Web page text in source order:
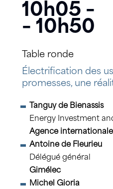
10h05 –
– 10h50
Table ronde
Électrification des
promesses, une
Tanguy de Bienassis
Energy Investment
Agence internationale
Antoine de Fleurieu
Délégué général
Gimélec
Michel Gioria